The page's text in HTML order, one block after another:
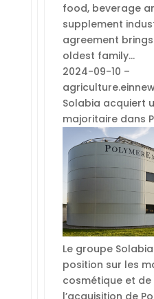
food, beverage
supplement
agreement
oldest family…
2024-09-10 –
Solabia acquiert
majoritaire dans
Le groupe
position sur les
cosmétique et